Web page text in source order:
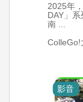
2025年
DAY」
南 ...
ColleGo!
影音